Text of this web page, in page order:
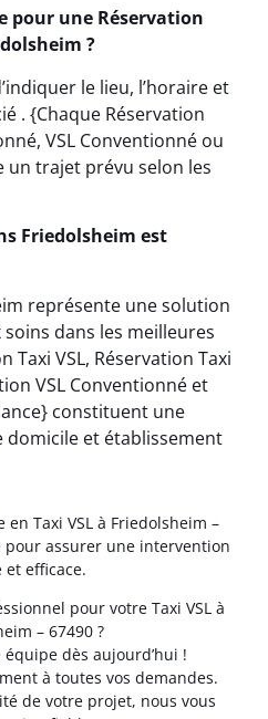
pour une Réservation
?
le lieu, l’horaire et
. {Chaque Réservation
VSL Conventionné ou
un trajet prévu selon les
Friedolsheim est
représente une solution
dans les meilleures
Taxi VSL, Réservation Taxi
VSL Conventionné et
constituent une
domicile et établissement
Taxi VSL à Friedolsheim –
pour assurer une intervention
et efficace.
pour votre Taxi VSL à
– 67490 ?
dès aujourd’hui !
à toutes vos demandes.
de votre projet, nous vous